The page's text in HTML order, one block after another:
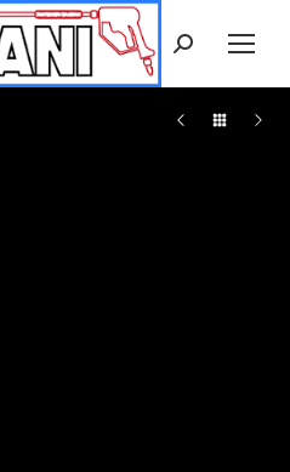
Cerca: